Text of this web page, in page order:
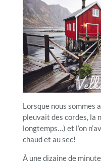
Lorsque nous sommes
pleuvait des cordes, la
longtemps…) et l’on
chaud et au sec!
À une dizaine de